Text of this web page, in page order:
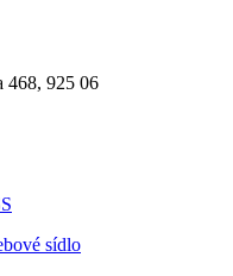
468, 925 06
sídlo